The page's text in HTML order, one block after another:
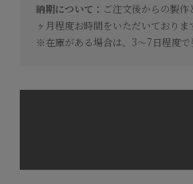
納期について： ご注文後からの製
ヶ月程度お時間をいただいておりま
※在庫がある場合は、3〜7日程度で